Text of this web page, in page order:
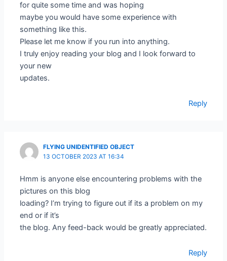
for quite some time and was hoping
maybe you would have some experience with
something like this.
Please let me know if you run into anything.
I truly enjoy reading your blog and I look forward to
your new
updates.
Reply
FLYING UNIDENTIFIED OBJECT
13 OCTOBER 2023 AT 16:34
Hmm is anyone else encountering problems with the
pictures on this blog
loading? I’m trying to figure out if its a problem on my
end or if it’s
the blog. Any feed-back would be greatly appreciated.
Reply